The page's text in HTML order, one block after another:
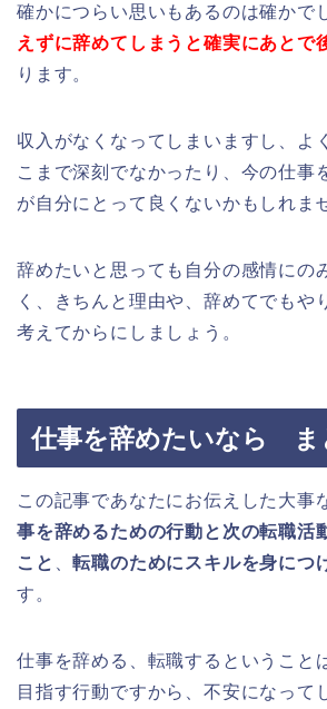
確かにつらい思いもあるのは確かで
えずに辞めてしまうと確実にあとで
ります。
収入がなくなってしまいますし、よ
こまで深刻でなかったり、今の仕事
が自分にとって良くないかもしれま
辞めたいと思っても自分の感情にの
く、きちんと理由や、辞めてでもや
考えてからにしましょう。
仕事を辞めたいなら ま
この記事であなたにお伝えした大事
事を辞めるための行動と次の転職活
こと
、転職のためにスキルを身につ
す。
仕事を辞める、転職するということ
目指す行動ですから、不安になって